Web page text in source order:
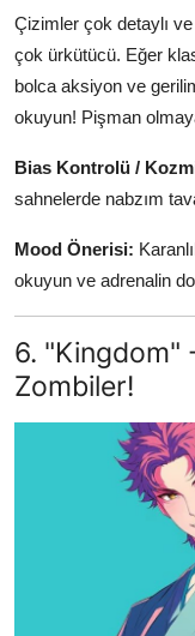
Çizimler çok detaylı
çok ürkütücü. Eğer
bolca aksiyon ve
okuyun! Pişman
Bias Kontrolü /
sahnelerde nabzım
Mood Önerisi:
okuyun ve adrenalin
6. "Kingdom"
Zombiler!